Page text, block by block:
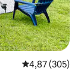
4,87 de uma
4,87 (305)